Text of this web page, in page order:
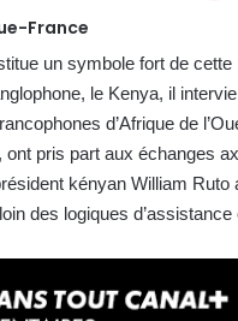
France
un symbole fort de
le Kenya, il
d’Afrique de
ont pris part aux échanges
kényan William
des logiques